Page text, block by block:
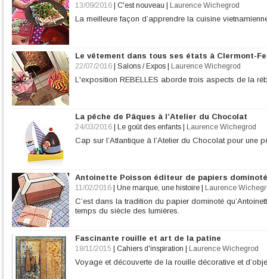
13/09/2016 C'est nouveau Laurence Wichegrod
La meilleure façon d’apprendre la cuisine
Le vêtement dans tous ses états à Clermont-
22/07/2016 Salons / Expos Laurence Wichegrod
L'exposition REBELLES aborde trois aspects de la
La pêche de Pâques à l’Atelier du Chocolat
24/03/2016 Le goût des enfants Laurence Wichegrod
Cap sur l’Atlantique à l’Atelier du Chocolat pour une
Antoinette Poisson éditeur de papiers
11/02/2016 Une marque, une histoire Laurence
C’est dans la tradition du papier dominoté
temps du siècle des lumières.
Fascinante rouille et art de la patine
18/11/2015 Cahiers d'inspiration Laurence Wichegrod
Voyage et découverte de la rouille décorative et